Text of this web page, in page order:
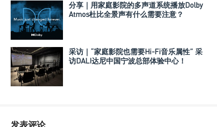
分享｜用家庭影院的多声道系统播放Dolby
Atmos杜比全景声有什么需要注意？
采访｜“家庭影院也需要Hi-Fi音乐属性” 采
访DALI达尼中国宁波总部体验中心！
发表评论